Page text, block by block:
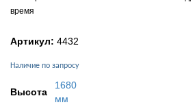
время
Артикул: 4432
Наличие по запросу
Высота
1680
мм